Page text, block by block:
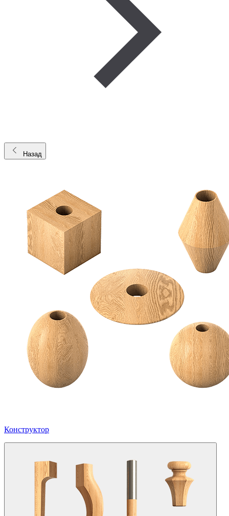
Назад
Конструктор